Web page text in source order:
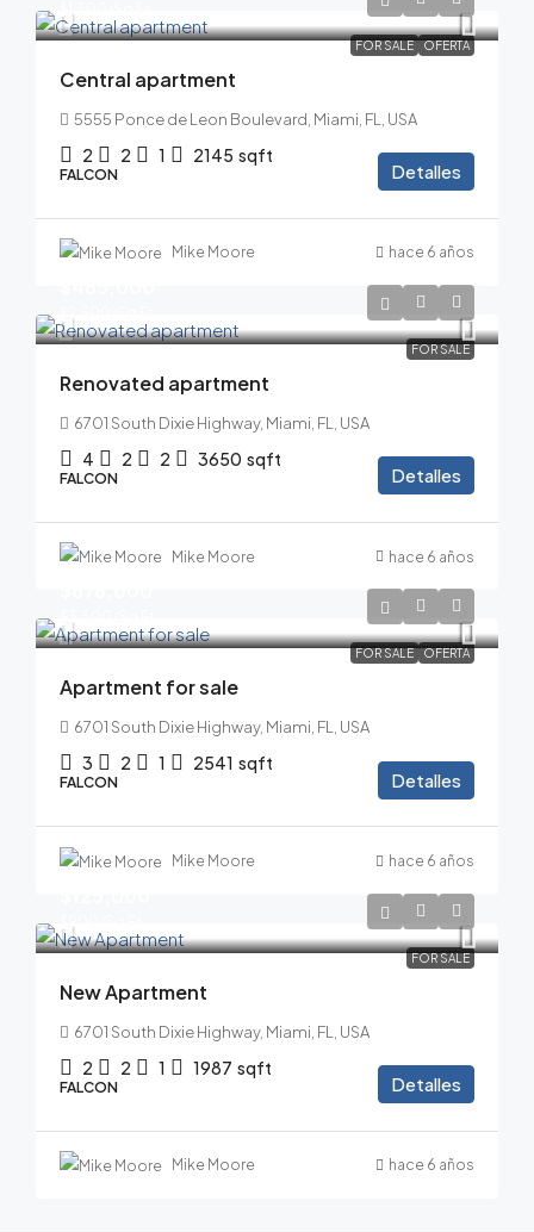
FOR SALE OFERTA
Central apartment
5555 Ponce de Leon Boulevard, Miami, FL, USA
2 2 1 2145 sqft
FALCON Detalles
Mike Moore hace 6 años
FOR SALE
Renovated apartment
6701 South Dixie Highway, Miami, FL, USA
4 2 2 3650 sqft
FALCON Detalles
Mike Moore hace 6 años
FOR SALE OFERTA
Apartment for sale
6701 South Dixie Highway, Miami, FL, USA
3 2 1 2541 sqft
FALCON Detalles
Mike Moore hace 6 años
FOR SALE
New Apartment
6701 South Dixie Highway, Miami, FL, USA
2 2 1 1987 sqft
FALCON Detalles
Mike Moore hace 6 años